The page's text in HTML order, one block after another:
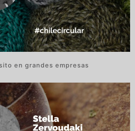
en grandes empresas